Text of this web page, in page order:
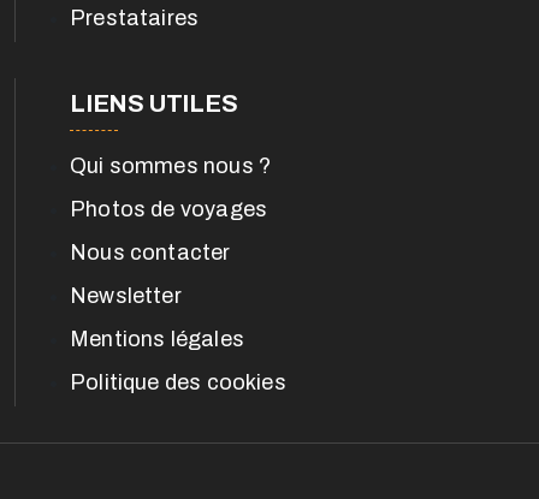
Prestataires
LIENS UTILES
Qui sommes nous ?
Photos de voyages
Nous contacter
Newsletter
Mentions légales
Politique des cookies